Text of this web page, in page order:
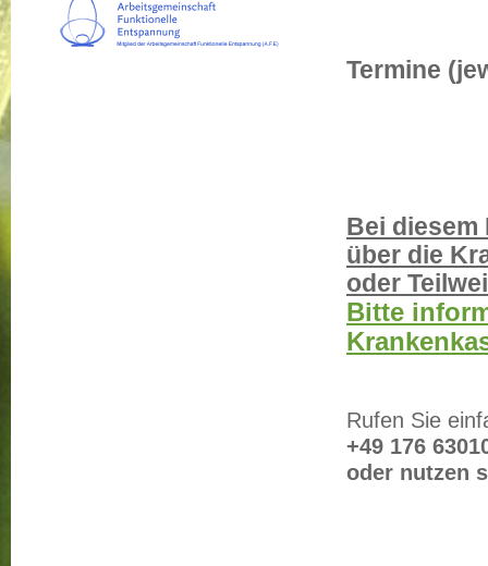
Termine
Bei
über die
oder
Bitte
Rufen Sie
+49 176
oder nutzen